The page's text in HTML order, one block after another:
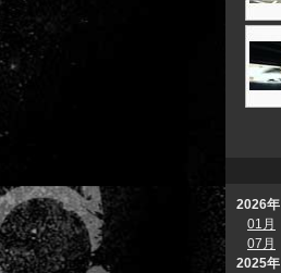
2026年
01月
07月
2025年